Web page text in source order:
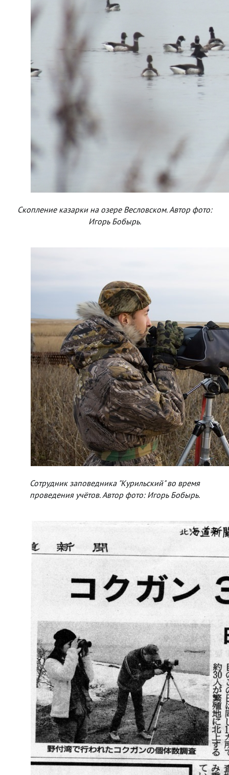
Скопление казарки на озере Весловском. Автор фото:
Игорь Бобырь.
Сотрудник заповедника "Курильский" во время
проведения учётов. Автор фото: Игорь Бобырь.